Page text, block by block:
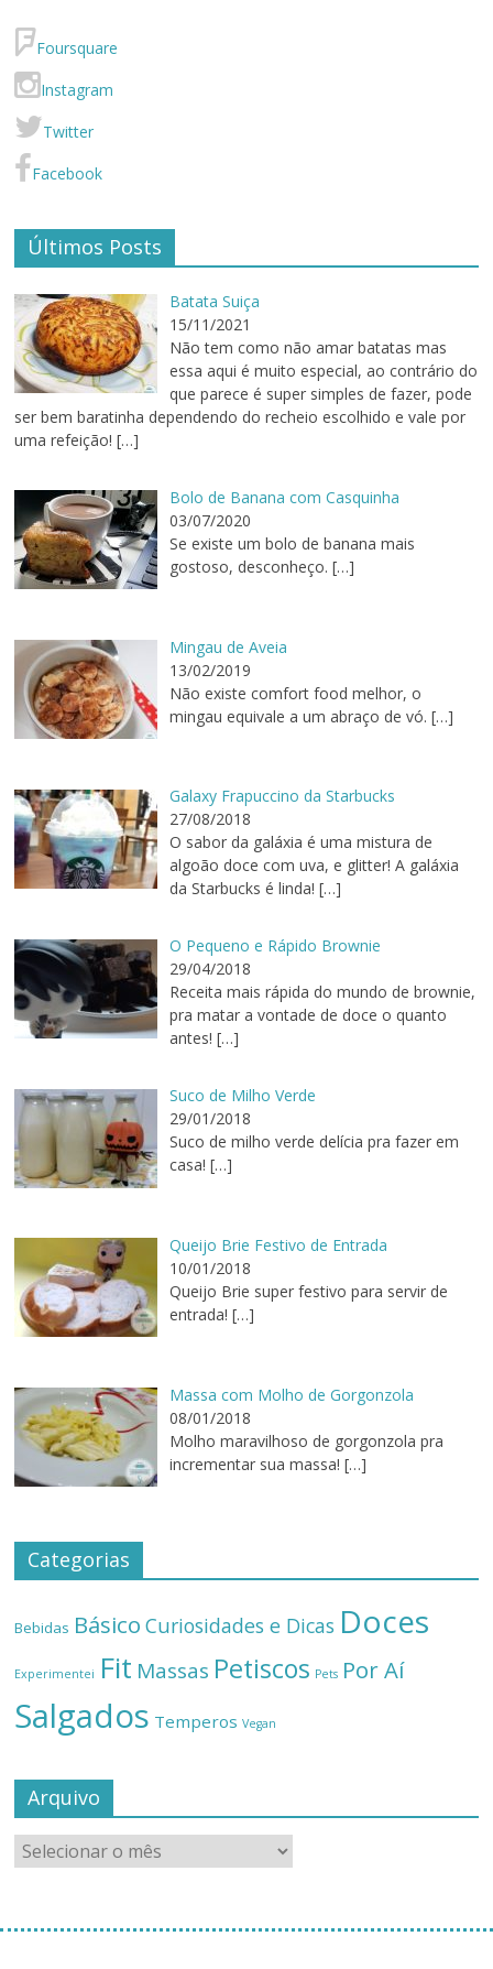
Foursquare
Instagram
Twitter
Facebook
Últimos Posts
Batata Suiça
15/11/2021
Não tem como não amar batatas mas
essa aqui é muito especial, ao contrário do
que parece é super simples de fazer, pode
ser bem baratinha dependendo do recheio escolhido e vale por
uma refeição! […]
Bolo de Banana com Casquinha
03/07/2020
Se existe um bolo de banana mais
gostoso, desconheço. […]
Mingau de Aveia
13/02/2019
Não existe comfort food melhor, o
mingau equivale a um abraço de vó. […]
Galaxy Frapuccino da Starbucks
27/08/2018
O sabor da galáxia é uma mistura de
algoão doce com uva, e glitter! A galáxia
da Starbucks é linda! […]
O Pequeno e Rápido Brownie
29/04/2018
Receita mais rápida do mundo de brownie,
pra matar a vontade de doce o quanto
antes! […]
Suco de Milho Verde
29/01/2018
Suco de milho verde delícia pra fazer em
casa! […]
Queijo Brie Festivo de Entrada
10/01/2018
Queijo Brie super festivo para servir de
entrada! […]
Massa com Molho de Gorgonzola
08/01/2018
Molho maravilhoso de gorgonzola pra
incrementar sua massa! […]
Categorias
Bebidas Básico Curiosidades e Dicas Doces
Experimentei Fit Massas Petiscos Pets Por Aí
Salgados Temperos Vegan
Arquivo